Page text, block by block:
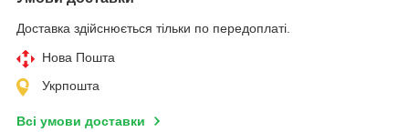
Доставка здійснюється тільки по передоплаті.
Нова Пошта
Укрпошта
Всі умови доставки